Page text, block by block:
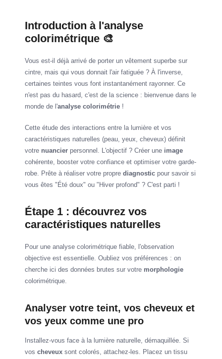
Introduction à l'analyse
colorimétrique 🎨
Vous est-il déjà arrivé de porter un vêtement superbe sur
cintre, mais qui vous donnait l'air fatiguée ? À l'inverse,
certaines teintes vous font instantanément rayonner. Ce
n'est pas du hasard, c'est de la science : bienvenue dans le
monde de l'analyse colorimétrie !
Cette étude des interactions entre la lumière et vos
caractéristiques naturelles (peau, yeux, cheveux) définit
votre nuancier personnel. L'objectif ? Créer une image
cohérente, booster votre confiance et optimiser votre garde-
robe. Prête à réaliser votre propre diagnostic pour savoir si
vous êtes "Été doux" ou "Hiver profond" ? C'est parti !
Étape 1 : découvrez vos
caractéristiques naturelles
Pour une analyse colorimétrique fiable, l'observation
objective est essentielle. Oubliez vos préférences : on
cherche ici des données brutes sur votre morphologie
colorimétrique.
Analyser votre teint, vos cheveux et
vos yeux comme une pro
Installez-vous face à la lumière naturelle, démaquillée. Si
vos cheveux sont colorés, attachez-les. Placez un tissu